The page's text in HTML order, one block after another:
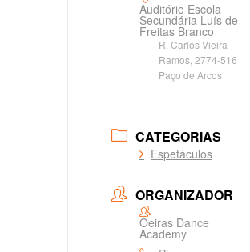
Auditório Escola
Secundária Luís de
Freitas Branco
R. Carlos Vieira
Ramos, 2774-516
Paço de Arcos
CATEGORIAS
Espetáculos
ORGANIZADOR
Oeiras Dance
Academy